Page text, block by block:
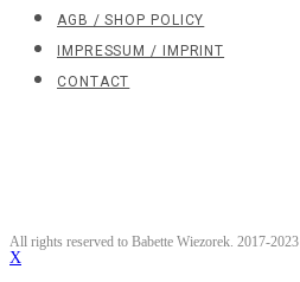
AGB / SHOP POLICY
IMPRESSUM / IMPRINT
CONTACT
All rights reserved to Babette Wiezorek. 2017-2023
X